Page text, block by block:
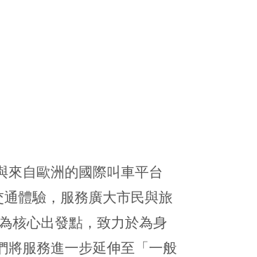
來自歐洲的國際叫車平台
體驗，服務廣大市民與旅
核心出發點，致力於為身
將服務進一步延伸至「一般